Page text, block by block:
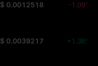
$ 0.0012518 -1.09%
$ 0.0039217 +1.36%